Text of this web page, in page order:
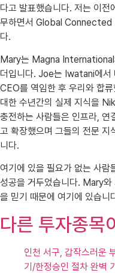
다고 발표했습니다. 저는 이
무하면서 Global Connected
다.
Mary는 Magna International
더입니다. Joe는 Iwatani에
CEO를 역임한 후 우리와 합
대한 수년간의 실제 지식을
충전하는 사람들은 인프라, 연
고 확장했으며 그들의 전문
니다.
여기에 있을 필요가 없는 사람
성공을 거두었습니다. Mary
을 믿기 때문에 여기에 있습니
다른 투자종목
인천 서구, 갑작스러운
기/한정승인 절차 완벽